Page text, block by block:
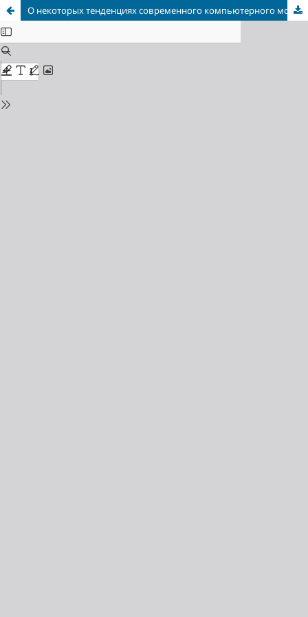
О некоторых тенденциях современного компьютерного моделирования